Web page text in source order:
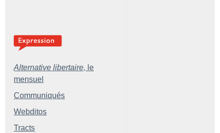
Alternative libertaire, le
mensuel
Communiqués
Webditos
Tracts